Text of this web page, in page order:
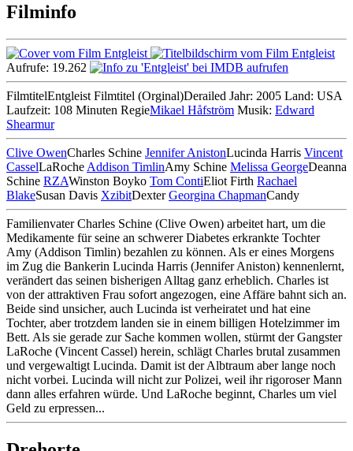
Filminfo
Aufrufe: 19.262
FilmtitelEntgleist Filmtitel (Orginal)Derailed Jahr: 2005 Land: USA
Laufzeit: 108 Minuten RegieMikael Håfström Musik: Edward
Shearmur
Clive OwenCharles Schine Jennifer AnistonLucinda Harris Vincent
CasselLaRoche Addison TimlinAmy Schine Melissa GeorgeDeanna
Schine RZAWinston Boyko Tom ContiEliot Firth Rachael
BlakeSusan Davis XzibitDexter Georgina ChapmanCandy
Familienvater Charles Schine (Clive Owen) arbeitet hart, um die
Medikamente für seine an schwerer Diabetes erkrankte Tochter
Amy (Addison Timlin) bezahlen zu können. Als er eines Morgens
im Zug die Bankerin Lucinda Harris (Jennifer Aniston) kennenlernt,
verändert das seinen bisherigen Alltag ganz erheblich. Charles ist
von der attraktiven Frau sofort angezogen, eine Affäre bahnt sich an.
Beide sind unsicher, auch Lucinda ist verheiratet und hat eine
Tochter, aber trotzdem landen sie in einem billigen Hotelzimmer im
Bett. Als sie gerade zur Sache kommen wollen, stürmt der Gangster
LaRoche (Vincent Cassel) herein, schlägt Charles brutal zusammen
und vergewaltigt Lucinda. Damit ist der Albtraum aber lange noch
nicht vorbei. Lucinda will nicht zur Polizei, weil ihr rigoroser Mann
dann alles erfahren würde. Und LaRoche beginnt, Charles um viel
Geld zu erpressen...